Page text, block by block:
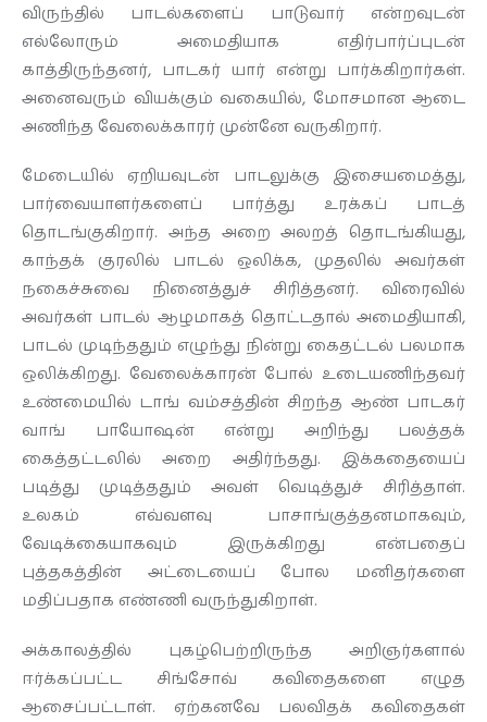
விருந்தில் பாடல்களைப் பாடுவார் என்றவுடன்
எல்லோரும் அமைதியாக எதிர்பார்ப்புடன்
காத்திருந்தனர், பாடகர் யார் என்று பார்க்கிறார்கள்.
அனைவரும் வியக்கும் வகையில், மோசமான ஆடை
அணிந்த வேலைக்காரர் முன்னே வருகிறார்.
மேடையில் ஏறியவுடன் பாடலுக்கு இசையமைத்து,
பார்வையாளர்களைப் பார்த்து உரக்கப் பாடத்
தொடங்குகிறார். அந்த அறை அலறத் தொடங்கியது,
காந்தக் குரலில் பாடல் ஒலிக்க, முதலில் அவர்கள்
நகைச்சுவை நினைத்துச் சிரித்தனர். விரைவில்
அவர்கள் பாடல் ஆழமாகத் தொட்டதால் அமைதியாகி,
பாடல் முடிந்ததும் எழுந்து நின்று கைதட்டல் பலமாக
ஒலிக்கிறது. வேலைக்காரன் போல் உடையணிந்தவர்
உண்மையில் டாங் வம்சத்தின் சிறந்த ஆண் பாடகர்
வாங் பாயோஷன் என்று அறிந்து பலத்தக்
கைத்தட்டலில் அறை அதிர்ந்தது. இக்கதையைப்
படித்து முடித்ததும் அவள் வெடித்துச் சிரித்தாள்.
உலகம் எவ்வளவு பாசாங்குத்தனமாகவும்,
வேடிக்கையாகவும் இருக்கிறது என்பதைப்
புத்தகத்தின் அட்டையைப் போல மனிதர்களை
மதிப்பதாக எண்ணி வருந்துகிறாள்.
அக்காலத்தில் புகழ்பெற்றிருந்த அறிஞர்களால்
ஈர்க்கப்பட்ட சிங்சோவ் கவிதைகளை எழுத
ஆசைப்பட்டாள். ஏற்கனவே பலவிதக் கவிதைகள்